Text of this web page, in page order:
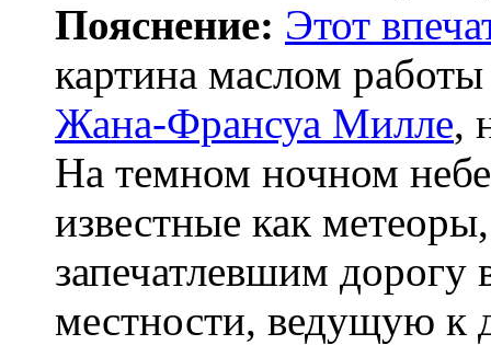
Пояснение: Этот
картина маслом
Жана-Франсуа Милле,
На темном ночном
известные как
запечатлевшим дорогу
местности, ведущую к